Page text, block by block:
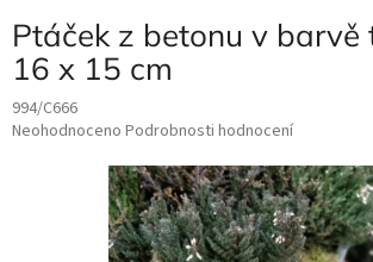
Ptáček z betonu v barvě
16 x 15 cm
994/C666
Průměrné
Neohodnoceno Podrobnosti hodnocení